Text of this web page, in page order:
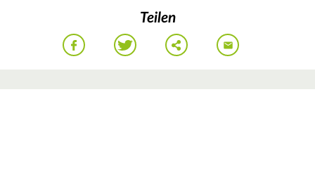
Teilen